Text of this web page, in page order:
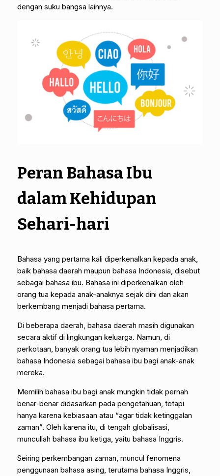
dengan suku bangsa lainnya.
Peran Bahasa Ibu
dalam Kehidupan
Sehari-hari
Bahasa yang pertama kali diperkenalkan kepada anak,
baik bahasa daerah maupun bahasa Indonesia, disebut
sebagai bahasa ibu. Bahasa ini diperkenalkan oleh
orang tua kepada anak-anaknya sejak dini dan akan
berkembang menjadi bahasa pertama.
Di beberapa daerah, bahasa daerah masih digunakan
secara aktif di lingkungan keluarga. Namun, di
perkotaan, banyak orang tua lebih nyaman menjadikan
bahasa Indonesia sebagai bahasa ibu bagi anak-anak
mereka.
Memilih bahasa ibu bagi anak mungkin tidak pernah
benar-benar didasarkan pada pengetahuan, tetapi
hanya karena kebiasaan atau “agar tidak ketinggalan
zaman”. Oleh karena itu, di tengah globalisasi,
muncullah bahasa ibu ketiga, yaitu bahasa Inggris.
Seiring perkembangan zaman, muncul fenomena
penggunaan bahasa asing, terutama bahasa Inggris,